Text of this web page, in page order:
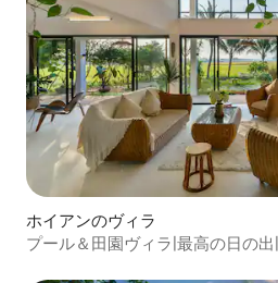
ホイアンのヴィラ
プール＆田園ヴィラ|最高の日の